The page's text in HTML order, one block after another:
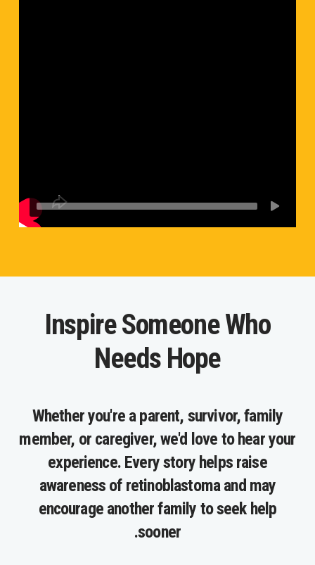
Inspire Someone Who
Needs Hope
Whether you're a parent, survivor, family
member, or caregiver, we'd love to hear your
experience. Every story helps raise
awareness of retinoblastoma and may
encourage another family to seek help
sooner.